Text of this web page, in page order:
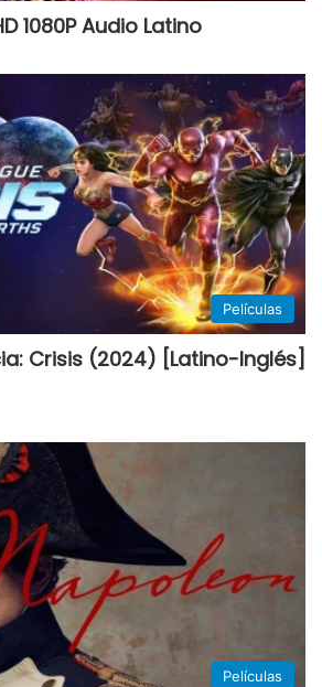
1080P Audio Latino
Películas
Crisis (2024) [Latino-Inglés]
Películas